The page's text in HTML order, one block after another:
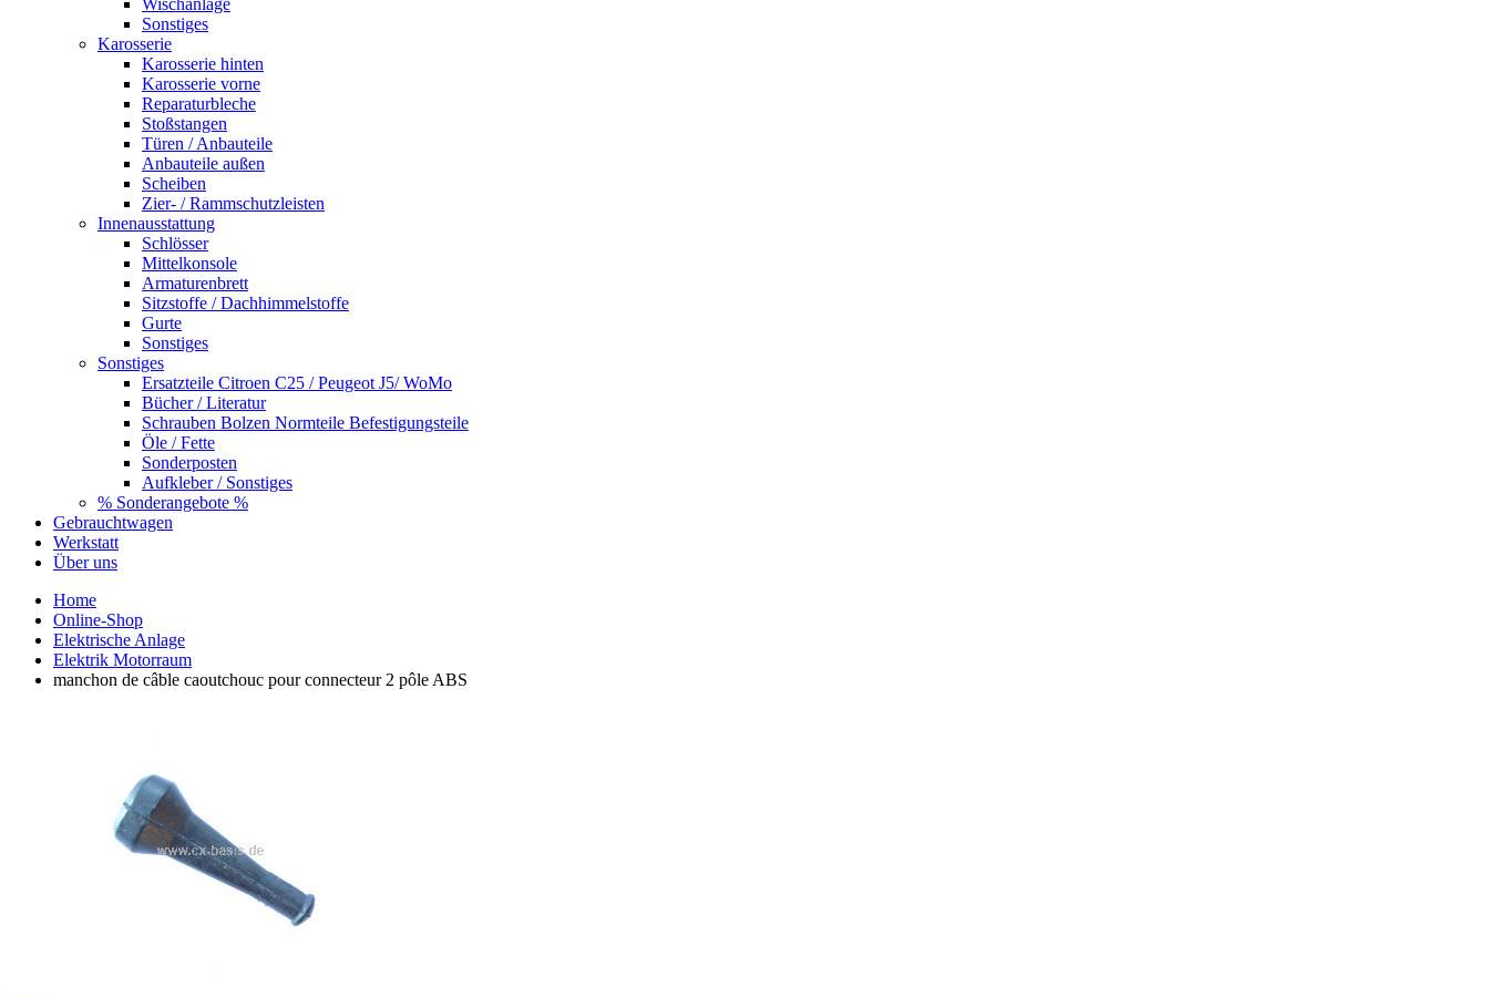
Sonstiges
Karosserie
Karosserie hinten
Karosserie vorne
Reparaturbleche
Stoßstangen
Türen / Anbauteile
Anbauteile außen
Scheiben
Zier- / Rammschutzleisten
Innenausstattung
Schlösser
Mittelkonsole
Armaturenbrett
Sitzstoffe / Dachhimmelstoffe
Gurte
Sonstiges
Sonstiges
Ersatzteile Citroen C25 / Peugeot J5/ WoMo
Bücher / Literatur
Schrauben Bolzen Normteile Befestigungsteile
Öle / Fette
Sonderposten
Aufkleber / Sonstiges
% Sonderangebote %
Gebrauchtwagen
Werkstatt
Über uns
Home
Online-Shop
Elektrische Anlage
Elektrik Motorraum
manchon de câble caoutchouc pour connecteur 2 pôle ABS